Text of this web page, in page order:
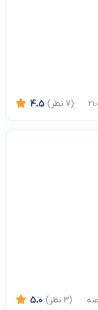
4.5 (7 نظر)
5.0 (3 نظر)